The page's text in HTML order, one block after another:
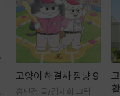
고양이 해결사 깜냥 9
홍민정 글/김재희 그림